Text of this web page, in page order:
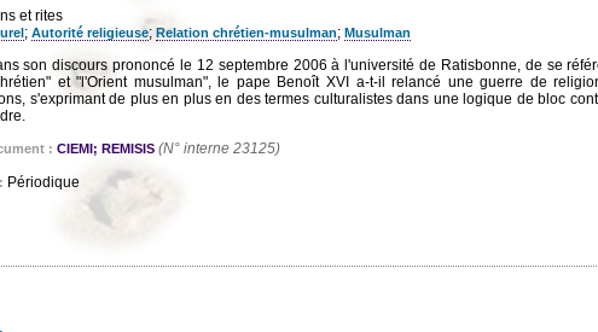
et rites
; Autorité religieuse; Relation chrétien-musulman; Musulman
son discours prononcé le 12 septembre 2006 à l'université de Ratisbonne, de se
et "l'Orient musulman", le pape Benoît XVI a-t-il relancé une guerre de
s'exprimant de plus en plus en des termes culturalistes dans une logique de bloc
: CIEMI; REMISIS (N° interne 23125)
Périodique